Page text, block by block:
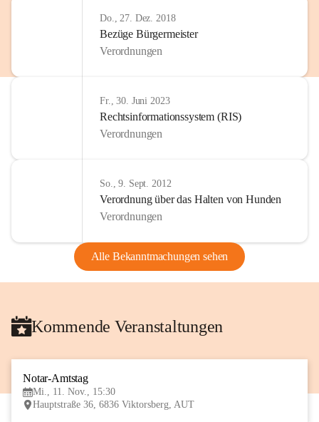
Do., 27. Dez. 2018
Bezüge Bürgermeister
Verordnungen
Fr., 30. Juni 2023
Rechtsinformationssystem (RIS)
Verordnungen
So., 9. Sept. 2012
Verordnung über das Halten von Hunden
Verordnungen
Alle Bekanntmachungen sehen
Kommende Veranstaltungen
Notar-Amtstag
Mi., 11. Nov., 15:30
Hauptstraße 36, 6836 Viktorsberg, AUT